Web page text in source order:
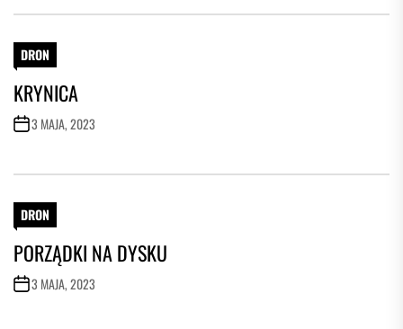
DRON
KRYNICA
3 MAJA, 2023
DRON
PORZĄDKI NA DYSKU
3 MAJA, 2023